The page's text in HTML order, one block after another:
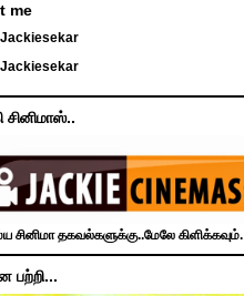
me
Jackiesekar
Jackiesekar
சினிமாஸ்..
சினிமா தகவல்களுக்கு..மேலே கிளிக்கவும்.
பற்றி...